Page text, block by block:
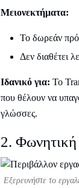
Μειονεκτήματα:
Το δωρεάν
Δεν διαθέτει
Ιδανικό για: Το
που θέλουν να
γλώσσες.
2.
Εξερευνήστε το